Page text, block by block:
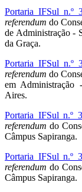
Portaria IFSul n.º
referendum do
de Administração -
da Graça.
Portaria IFSul n.º
referendum do
em Administração
Aires.
Portaria IFSul n.º
referendum do
Câmpus Sapiranga.
Portaria IFSul n.º
referendum do
Câmpus Sapiranga.